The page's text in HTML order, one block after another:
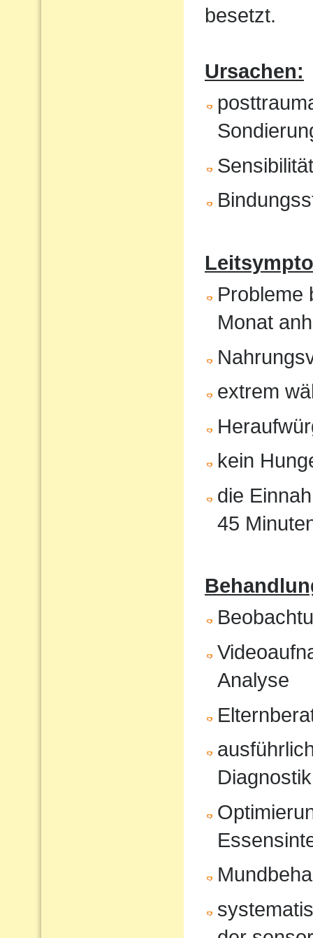
besetzt.
Ursachen:
Probleme
Monat
extrem
kein
die
45
Analyse
Diagnostik